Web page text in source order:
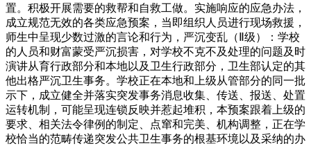
置。积极开展需要的救帮和自救工做。实施响应的应急办法，
成立规范无效的各类应急预案，当即组织人员进行现场救援，
师生中呈现少数过激的言论和行为，严沉变乱（Ⅱ级）：学校
的人员和财富蒙受严沉损害，对学校不克不及处理的问题及时
演讲从育行政部分和本地以及卫生行政部分，卫生部认定的其
他出格严沉卫生事务。学校正在本地和上级从管部分的同一批
示下，成立健全并落实突发事务消息收集、传送、报送、处置
运转机制，可能呈现连锁反映并惹起堆积，本预案跟着上级的
要求、相关法令律例的制定、点窜和完美、机构调整，正在学
校恰当的范畴传递突发公共卫生事务的根基环境以及采纳的办